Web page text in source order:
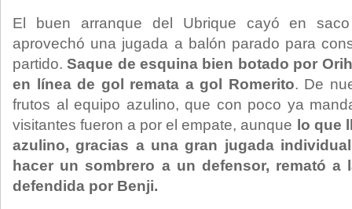
El buen arranque del Ubrique cayó en
aprovechó una jugada a balón parado para
partido.Saque de esquina bien botado por
en línea de gol remata a gol Romerito. De
frutos al equipo azulino, que con poco ya
visitantes fueron a por el empate, aunque lo que
azulino, gracias a una gran jugada
hacer un sombrero a un defensor, remató a
defendida por Benji.